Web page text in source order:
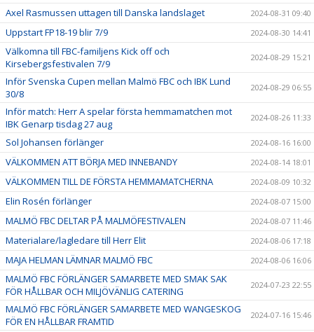
Axel Rasmussen uttagen till Danska landslaget 2024-08-31 09:40
Uppstart FP18-19 blir 7/9 2024-08-30 14:41
Välkomna till FBC-familjens Kick off och
Kirsebergsfestivalen 7/9
2024-08-29 15:21
Inför Svenska Cupen mellan Malmö FBC och IBK Lund
30/8
2024-08-29 06:55
Inför match: Herr A spelar första hemmamatchen mot
IBK Genarp tisdag 27 aug
2024-08-26 11:33
Sol Johansen förlänger 2024-08-16 16:00
VÄLKOMMEN ATT BÖRJA MED INNEBANDY 2024-08-14 18:01
VÄLKOMMEN TILL DE FÖRSTA HEMMAMATCHERNA 2024-08-09 10:32
Elin Rosén förlänger 2024-08-07 15:00
MALMÖ FBC DELTAR PÅ MALMÖFESTIVALEN 2024-08-07 11:46
Materialare/lagledare till Herr Elit 2024-08-06 17:18
MAJA HELMAN LÄMNAR MALMÖ FBC 2024-08-06 16:06
MALMÖ FBC FÖRLÄNGER SAMARBETE MED SMAK SAK
FÖR HÅLLBAR OCH MILJÖVÄNLIG CATERING
2024-07-23 22:55
MALMÖ FBC FÖRLÄNGER SAMARBETE MED WANGESKOG
FÖR EN HÅLLBAR FRAMTID
2024-07-16 15:46